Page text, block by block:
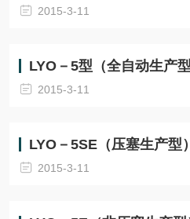
2015-3-11
LYO－5型（全自动生产型）冻
2015-3-11
LYO－5SE（压塞生产型）冻
2015-3-11